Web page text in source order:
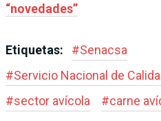
“novedades”
Etiquetas: #Senacsa
#Servicio Nacional de
#sector avícola #carne